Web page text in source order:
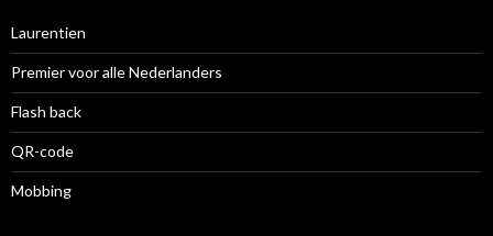
Laurentien
Premier voor alle Nederlanders
Flash back
QR-code
Mobbing